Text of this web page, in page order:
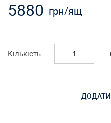
5880 грн/ящ
Кількість